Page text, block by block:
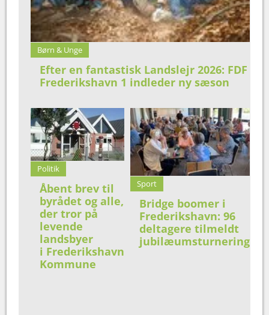
Børn & Unge
Efter en fantastisk Landslejr 2026: FDF
Frederikshavn 1 indleder ny sæson
Politik
Åbent brev til
byrådet og alle,
der tror på
levende
landsbyer
i Frederikshavn
Kommune
Sport
Bridge boomer i
Frederikshavn: 96
deltagere tilmeldt
jubilæumsturnering